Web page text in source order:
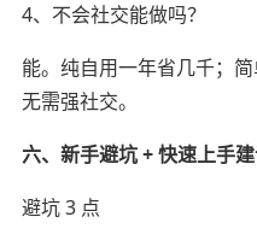
4、不会社交能做吗？
能。纯自用一年省几千；
无需强社交。
六、新手避坑 + 快速上手
避坑 3 点